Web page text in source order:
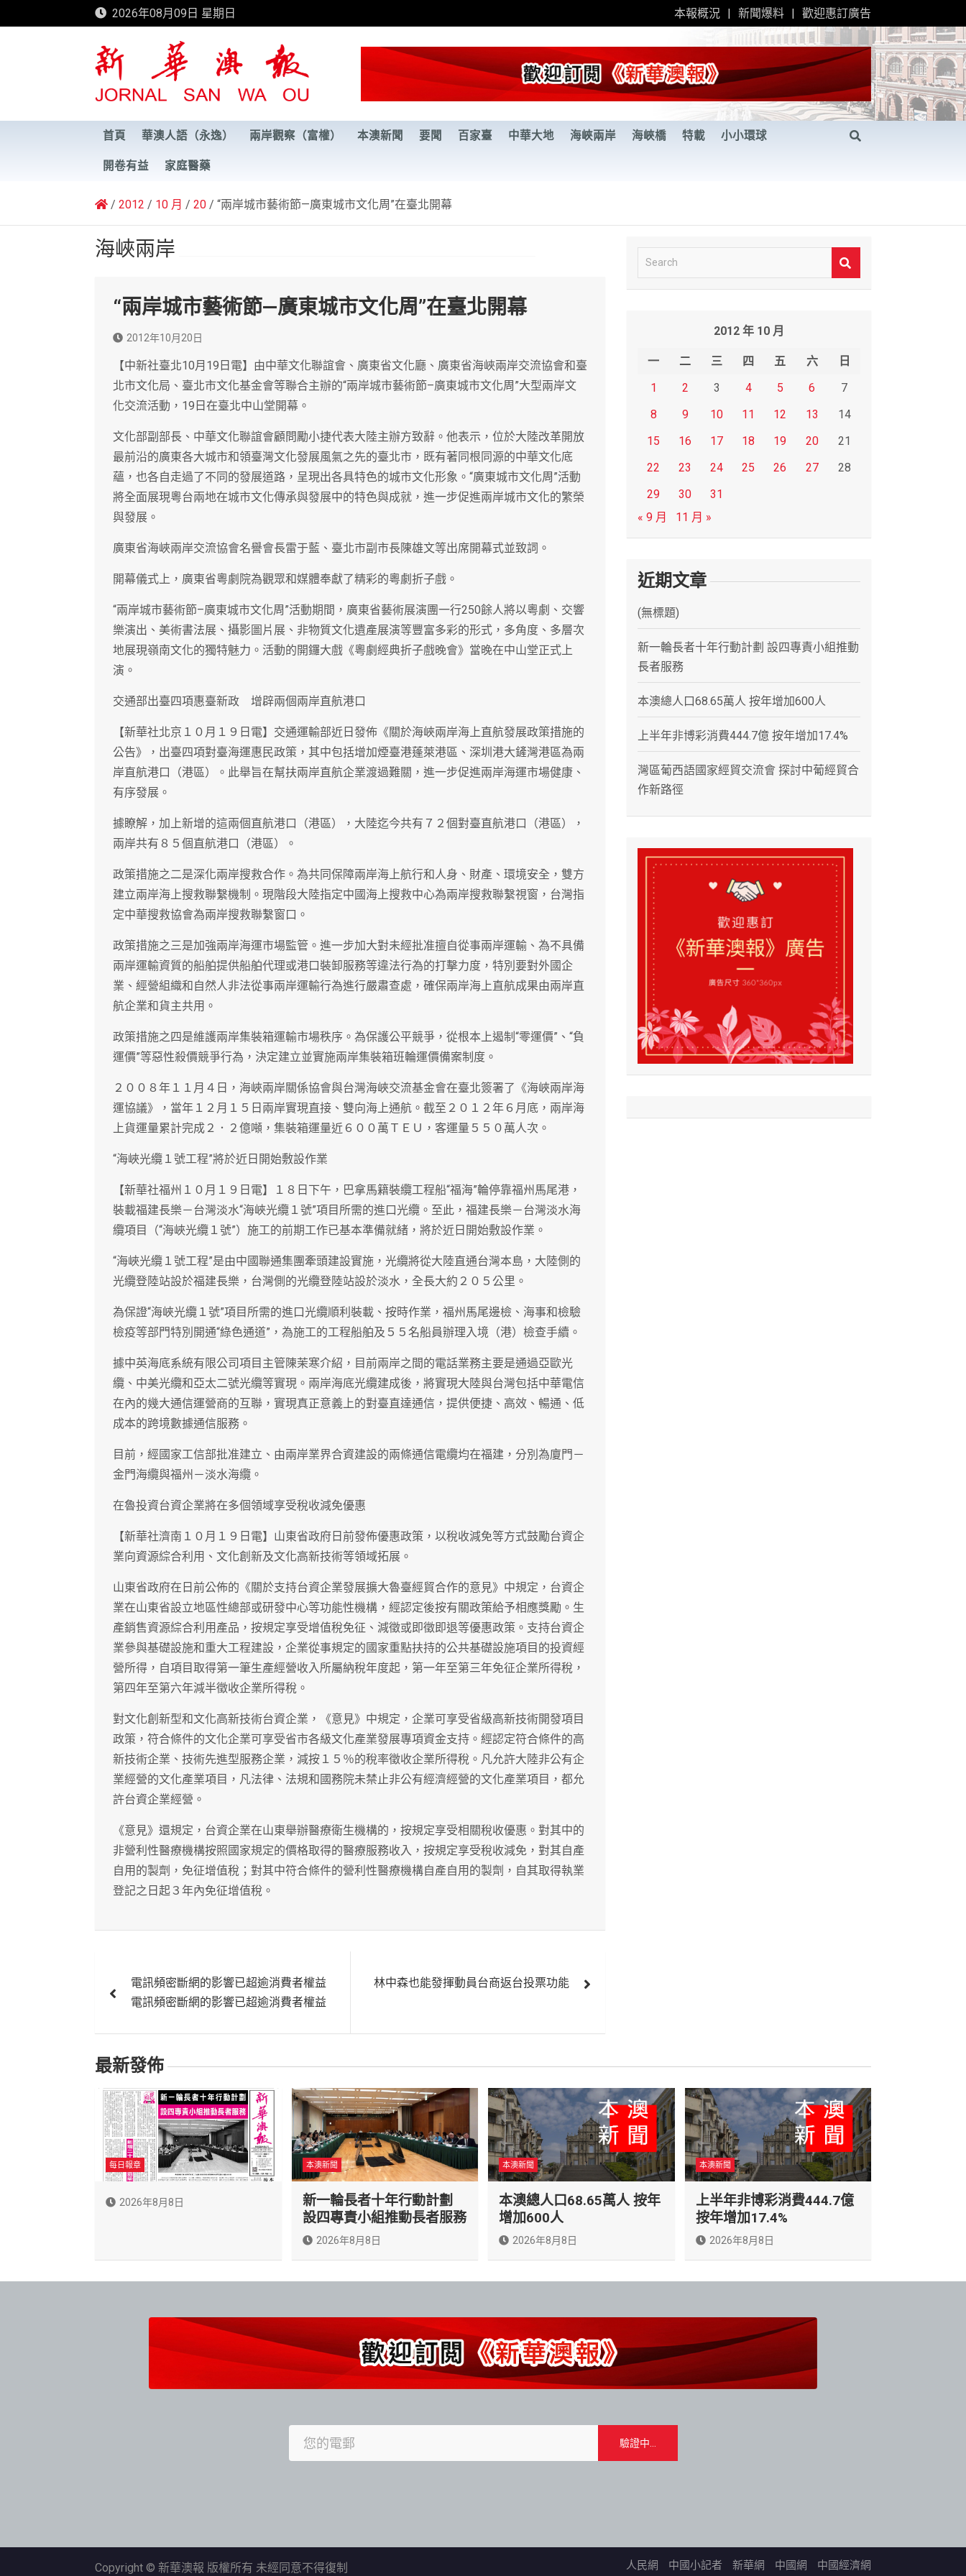
to
2026年08月09日 星期日 本報概況 新聞爆料 歡迎惠訂廣告
新華澳報
首頁 華澳人語（永逸） 兩岸觀察（富權） 本澳新聞 要聞 百家臺 中華大地 海峽兩岸 海峽橋 特載 小小環球
開卷有益 家庭醫藥
2012 10 月 20 “兩岸城市藝術節—廣東城市文化周”在臺北開幕
海峽兩岸
“兩岸城市藝術節—廣東城市文化周”在臺北開幕
2012年10月20日
【中新社臺北10月19日電】由中華文化聯誼會、廣東省文化廳、廣東省海峽兩岸交流協會和臺
北市文化局、臺北市文化基金會等聯合主辦的“兩岸城市藝術節–廣東城市文化周”大型兩岸文
化交流活動，19日在臺北中山堂開幕。
文化部副部長、中華文化聯誼會顧問勵小捷代表大陸主辦方致辭。他表示，位於大陸改革開放
最前沿的廣東各大城市和領臺灣文化發展風氣之先的臺北市，既有著同根同源的中華文化底
蘊，也各自走過了不同的發展道路，呈現出各具特色的城市文化形象。“廣東城市文化周”活動
將全面展現粵台兩地在城市文化傳承與發展中的特色與成就，進一步促進兩岸城市文化的繁榮
與發展。
廣東省海峽兩岸交流協會名譽會長雷于藍、臺北市副市長陳雄文等出席開幕式並致詞。
開幕儀式上，廣東省粵劇院為觀眾和媒體奉獻了精彩的粵劇折子戲。
“兩岸城市藝術節–廣東城市文化周”活動期間，廣東省藝術展演團一行250餘人將以粵劇、交響
樂演出、美術書法展、攝影圖片展、非物質文化遺產展演等豐富多彩的形式，多角度、多層次
地展現嶺南文化的獨特魅力。活動的開鑼大戲《粵劇經典折子戲晚會》當晚在中山堂正式上
演。
交通部出臺四項惠臺新政 增辟兩個兩岸直航港口
【新華社北京１０月１９日電】交通運輸部近日發佈《關於海峽兩岸海上直航發展政策措施的
公告》，出臺四項對臺海運惠民政策，其中包括增加煙臺港蓬萊港區、深圳港大鏟灣港區為兩
岸直航港口（港區）。此舉旨在幫扶兩岸直航企業渡過難關，進一步促進兩岸海運市場健康、
有序發展。
據瞭解，加上新增的這兩個直航港口（港區），大陸迄今共有７２個對臺直航港口（港區），
兩岸共有８５個直航港口（港區）。
政策措施之二是深化兩岸搜救合作。為共同保障兩岸海上航行和人身、財產、環境安全，雙方
建立兩岸海上搜救聯繫機制。現階段大陸指定中國海上搜救中心為兩岸搜救聯繫視窗，台灣指
定中華搜救協會為兩岸搜救聯繫窗口。
政策措施之三是加強兩岸海運市場監管。進一步加大對未經批准擅自從事兩岸運輸、為不具備
兩岸運輸資質的船舶提供船舶代理或港口裝卸服務等違法行為的打擊力度，特別要對外國企
業、經營組織和自然人非法從事兩岸運輸行為進行嚴肅查處，確保兩岸海上直航成果由兩岸直
航企業和貨主共用。
政策措施之四是維護兩岸集裝箱運輸市場秩序。為保護公平競爭，從根本上遏制“零運價”、“負
運價”等惡性殺價競爭行為，決定建立並實施兩岸集裝箱班輪運價備案制度。
２００８年１１月４日，海峽兩岸關係協會與台灣海峽交流基金會在臺北簽署了《海峽兩岸海
運協議》，當年１２月１５日兩岸實現直接、雙向海上通航。截至２０１２年６月底，兩岸海
上貨運量累計完成２．２億噸，集裝箱運量近６００萬ＴＥＵ，客運量５５０萬人次。
“海峽光纜１號工程”將於近日開始敷設作業
【新華社福州１０月１９日電】１８日下午，巴拿馬籍裝纜工程船“福海”輪停靠福州馬尾港，
裝載福建長樂－台灣淡水“海峽光纜１號”項目所需的進口光纜。至此，福建長樂－台灣淡水海
纜項目（“海峽光纜１號”）施工的前期工作已基本準備就緒，將於近日開始敷設作業。
“海峽光纜１號工程”是由中國聯通集團牽頭建設實施，光纜將從大陸直通台灣本島，大陸側的
光纜登陸站設於福建長樂，台灣側的光纜登陸站設於淡水，全長大約２０５公里。
為保證“海峽光纜１號”項目所需的進口光纜順利裝載、按時作業，福州馬尾邊檢、海事和檢驗
檢疫等部門特別開通“綠色通道”，為施工的工程船舶及５５名船員辦理入境（港）檢查手續。
據中英海底系統有限公司項目主管陳茉寒介紹，目前兩岸之間的電話業務主要是通過亞歐光
纜、中美光纜和亞太二號光纜等實現。兩岸海底光纜建成後，將實現大陸與台灣包括中華電信
在內的幾大通信運營商的互聯，實現真正意義上的對臺直達通信，提供便捷、高效、暢通、低
成本的跨境數據通信服務。
目前，經國家工信部批准建立、由兩岸業界合資建設的兩條通信電纜均在福建，分別為廈門－
金門海纜與福州－淡水海纜。
在魯投資台資企業將在多個領域享受稅收減免優惠
【新華社濟南１０月１９日電】山東省政府日前發佈優惠政策，以稅收減免等方式鼓勵台資企
業向資源綜合利用、文化創新及文化高新技術等領域拓展。
山東省政府在日前公佈的《關於支持台資企業發展擴大魯臺經貿合作的意見》中規定，台資企
業在山東省設立地區性總部或研發中心等功能性機構，經認定後按有關政策給予相應獎勵。生
產銷售資源綜合利用產品，按規定享受增值稅免征、減徵或即徵即退等優惠政策。支持台資企
業參與基礎設施和重大工程建設，企業從事規定的國家重點扶持的公共基礎設施項目的投資經
營所得，自項目取得第一筆生產經營收入所屬納稅年度起，第一年至第三年免征企業所得稅，
第四年至第六年減半徵收企業所得稅。
對文化創新型和文化高新技術台資企業，《意見》中規定，企業可享受省級高新技術開發項目
政策，符合條件的文化企業可享受省市各級文化產業發展專項資金支持。經認定符合條件的高
新技術企業、技術先進型服務企業，減按１５％的稅率徵收企業所得稅。凡允許大陸非公有企
業經營的文化產業項目，凡法律、法規和國務院未禁止非公有經濟經營的文化產業項目，都允
許台資企業經營。
《意見》還規定，台資企業在山東舉辦醫療衛生機構的，按規定享受相關稅收優惠。對其中的
非營利性醫療機構按照國家規定的價格取得的醫療服務收入，按規定享受稅收減免，對其自產
自用的製劑，免征增值稅；對其中符合條件的營利性醫療機構自產自用的製劑，自其取得執業
登記之日起３年內免征增值稅。
章
覽
電訊頻密斷網的影響已超逾消費者權益
電訊頻密斷網的影響已超逾消費者權益
林中森也能發揮動員台商返台投票功能
e
2012 年 10 月
一 二 三 四 五 六
日
1
2 3 4 5 6
7
8
9 10 11 12 13
14
15
16 17 18 19 20
21
22
23 24 25 26 27
28
29
30
31
« 9 月
11 月 »
近期文章
(無標題)
新一輪長者十年行動計劃 設四專責小組推動
長者服務
本澳總人口68.65萬人 按年增加600人
上半年非博彩消費444.7億 按年增加17.4%
灣區葡西語國家經貿交流會 探討中葡經貿合
作新路徑
最新發佈
每日報章
2026年8月8日
本澳新聞
新一輪長者十年行動計劃
設四專責小組推動長者服務
2026年8月8日
本澳新聞
本澳總人口68.65萬人 按年
增加600人
2026年8月8日
本澳新聞
上半年非博彩消費444.7億
按年增加17.4%
2026年8月8日
人民網 中國小記者 新華網 中國網 中國經濟網
Copyright © 新華澳報 版權所有 未經同意不得復制